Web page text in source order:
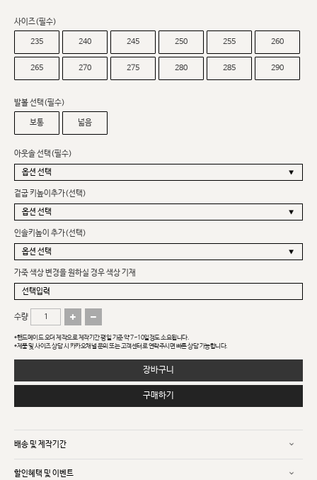
사이즈(필수)
235 240 245 250 255 260
265 270 275 280 285 290
발볼 선택(필수)
보통 넓음
아웃솔 선택(필수)
겉굽 키높이추가(선택)
인솔키높이 추가(선택)
가죽 색상 변경을 원하실 경우 색상 기재
수량
*핸드메이드 오더 제작으로 제작기간 평일 기준 약 7~10일정도 소요됩니다.
*제품 및 사이즈 상담 시 카카오채널 문의 또는 고객센터로 연락주시면 빠른 상담 가능합니다.
장바구니
구매하기
배송 및 제작기간
할인혜택 및 이벤트